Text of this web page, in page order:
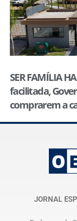
SER FAMÍLIA
facilitada,
comprarem a
JORNAL